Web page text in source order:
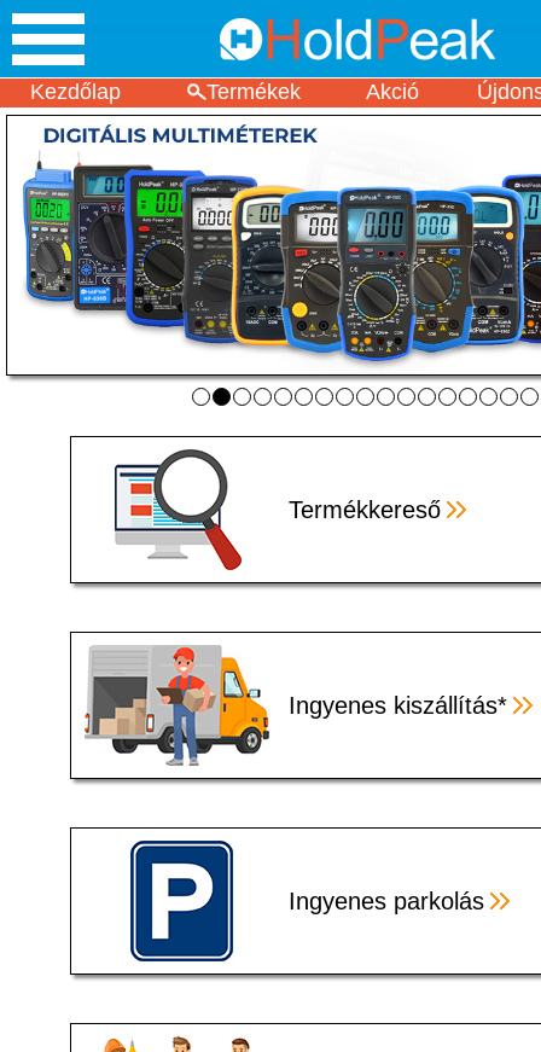
Kezdőlap Termékek Akció
Termékkereső
Ingyenes kiszállítás*
Ingyenes parkolás